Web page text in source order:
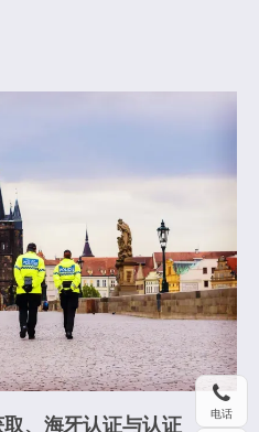
、海牙认证与认证 电话